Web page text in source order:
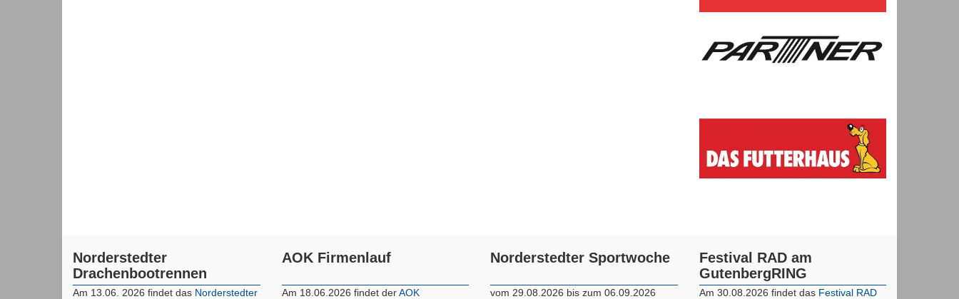
Norderstedter
Drachenbootrennen
Am 13.06. 2026 findet das Norderstedter
AOK Firmenlauf
Am 18.06.2026 findet derAOK
Norderstedter Sportwoche
vom 29.08.2026 bis zum 06.09.2026
Festival RAD am
GutenbergRING
Am 30.08.2026 findet das Festival RAD